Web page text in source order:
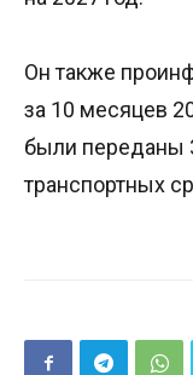
Он также
за 10 месяцев
были переданы
транспортных